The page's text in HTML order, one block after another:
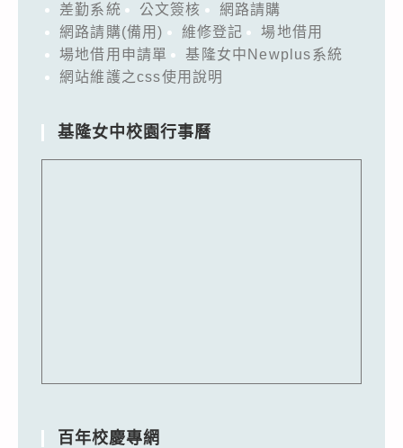
差勤系統 公文簽核
網路請購
網路請購(備用)
維修登記
場地借用
場地借用申請單
基隆女中Newplus系統
網站維護之css使用說明
基隆女中校園行事曆
百年校慶專網